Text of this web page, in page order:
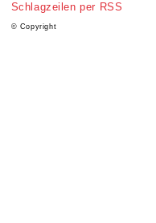
Schlagzeilen per RSS
© Copyright